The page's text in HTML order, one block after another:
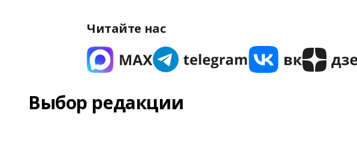
Читайте нас
Выбор редакции